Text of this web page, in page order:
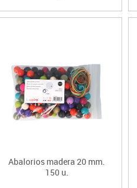
Abalorios madera 20 mm.
150 u.